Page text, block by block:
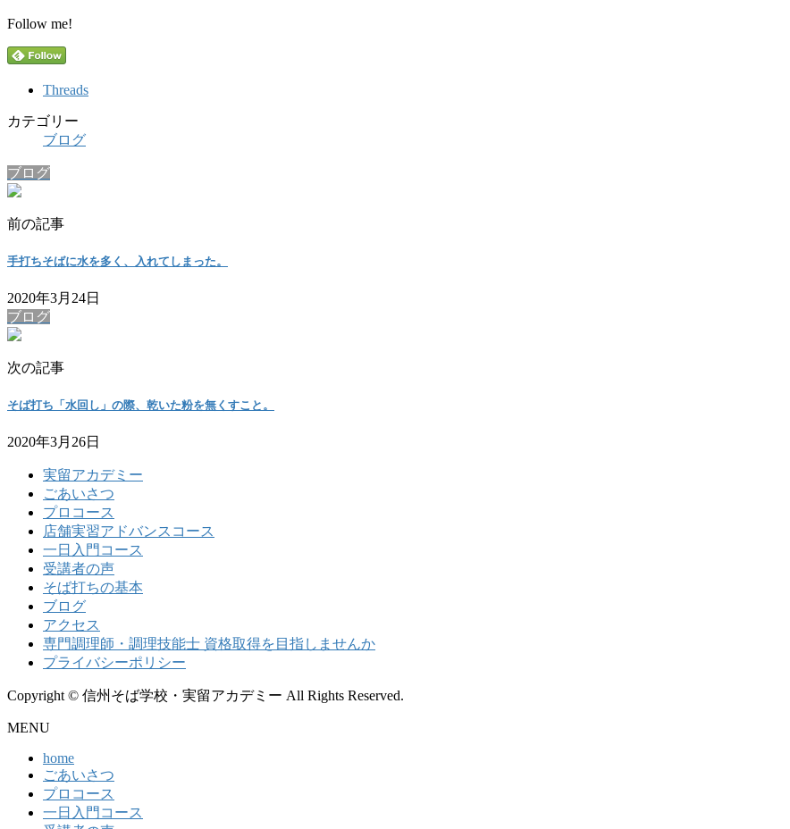
Follow me!
Threads
カテゴリー
ブログ
ブログ
前の記事
手打ちそばに水を多く、入れてしまった。
2020年3月24日
ブログ
次の記事
そば打ち「水回し」の際、乾いた粉を無くすこと。
2020年3月26日
実留アカデミー
ごあいさつ
プロコース
店舗実習アドバンスコース
一日入門コース
受講者の声
そば打ちの基本
ブログ
アクセス
専門調理師・調理技能士 資格取得を目指しませんか
プライバシーポリシー
Copyright © 信州そば学校・実留アカデミー All Rights Reserved.
MENU
home
ごあいさつ
プロコース
一日入門コース